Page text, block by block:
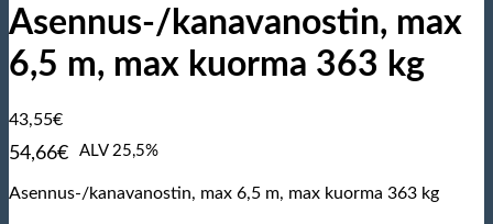
Asennus-/kanavanostin, max
6,5 m, max kuorma 363 kg
43,55€
54,66€ ALV 25,5%
Asennus-/kanavanostin, max 6,5 m, max kuorma 363 kg